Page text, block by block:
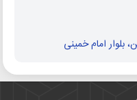
بلوار امام خمینی